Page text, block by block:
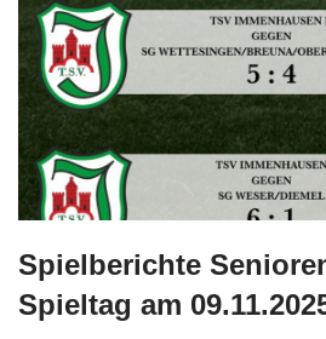
Spielberichte
Spieltag am